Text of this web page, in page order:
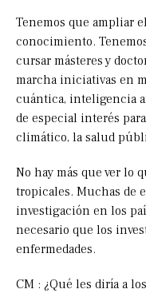
Tenemos que ampliar
conocimiento.
cursar másteres y
marcha iniciativas en
cuántica, inteligencia
de especial interés
climático, la salud
No hay más que ver lo
tropicales. Muchas de
investigación en los
necesario que los
enfermedades.
CM : ¿Qué les diría a